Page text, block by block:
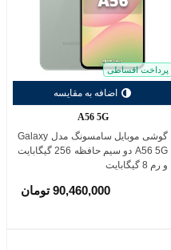
پرداخت اقساطی
اضافه به مقایسه
A56 5G
گوشی موبایل سامسونگ مدل Galaxy
A56 5G دو سیم حافظه 256 گیگابایت
و رم 8 گیگابایت
90,460,000 تومان